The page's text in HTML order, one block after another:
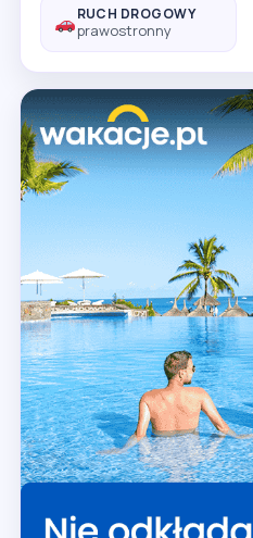
RUCH DROGOWY
prawostronny